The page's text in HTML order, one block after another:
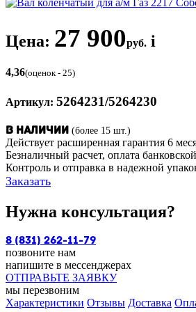
Цена: 27 900руб. i
4,36(оценок - 25)
Артикул: 5264231/5264230
В наличии (более 15 шт.)
Действует расширенная гарантия 6
Безналичный расчет, оплата
Контроль и отправка в надежной
Заказать
Нужна консультация?
8 (831) 262-11-79
позвоните нам
напишите в мессенджерах
ОТПРАВЬТЕ ЗАЯВКУ
мы перезвоним
Характеристики Отзывы Доставка